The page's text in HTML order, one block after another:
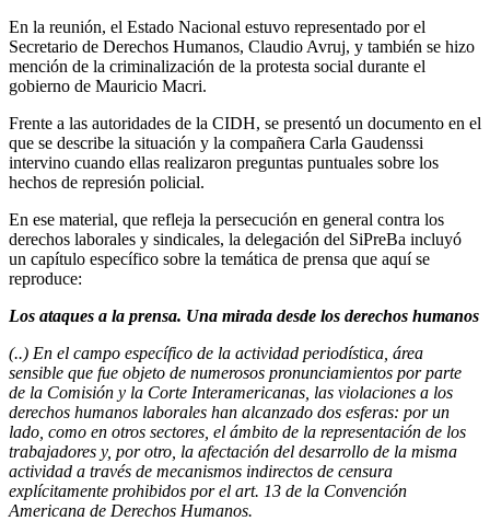
En la reunión, el Estado Nacional estuvo representado por el
Secretario de Derechos Humanos, Claudio Avruj, y también se hizo
mención de la criminalización de la protesta social durante el
gobierno de Mauricio Macri.
Frente a las autoridades de la CIDH, se presentó un documento en el
que se describe la situación y la compañera Carla Gaudenssi
intervino cuando ellas realizaron preguntas puntuales sobre los
hechos de represión policial.
En ese material, que refleja la persecución en general contra los
derechos laborales y sindicales, la delegación del SiPreBa incluyó
un capítulo específico sobre la temática de prensa que aquí se
reproduce:
Los ataques a la prensa. Una mirada desde los derechos humanos
(..) En el campo específico de la actividad periodística, área
sensible que fue objeto de numerosos pronunciamientos por parte
de la Comisión y la Corte Interamericanas, las violaciones a los
derechos humanos laborales han alcanzado dos esferas: por un
lado, como en otros sectores, el ámbito de la representación de los
trabajadores y, por otro, la afectación del desarrollo de la misma
actividad a través de mecanismos indirectos de censura
explícitamente prohibidos por el art. 13 de la Convención
Americana de Derechos Humanos.